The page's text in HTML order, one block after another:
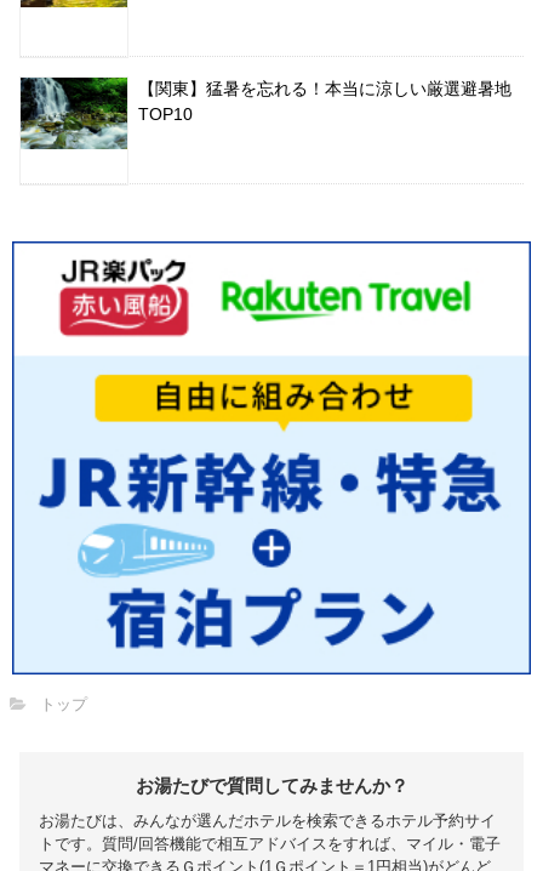
【関東】猛暑を忘れる！本当に涼しい厳選避暑地
TOP10
トップ
お湯たびで質問してみませんか？
お湯たびは、みんなが選んだホテルを検索できるホテル予約サイ
トです。質問/回答機能で相互アドバイスをすれば、マイル・電子
マネーに交換できるＧポイント(1Ｇポイント＝1円相当)がどんど